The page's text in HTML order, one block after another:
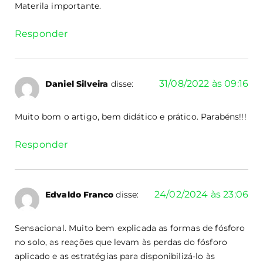
Materila importante.
Responder
Daniel Silveira disse: 31/08/2022 às 09:16
Muito bom o artigo, bem didático e prático. Parabéns!!!
Responder
Edvaldo Franco disse: 24/02/2024 às 23:06
Sensacional. Muito bem explicada as formas de fósforo
no solo, as reações que levam às perdas do fósforo
aplicado e as estratégias para disponibilizá-lo às